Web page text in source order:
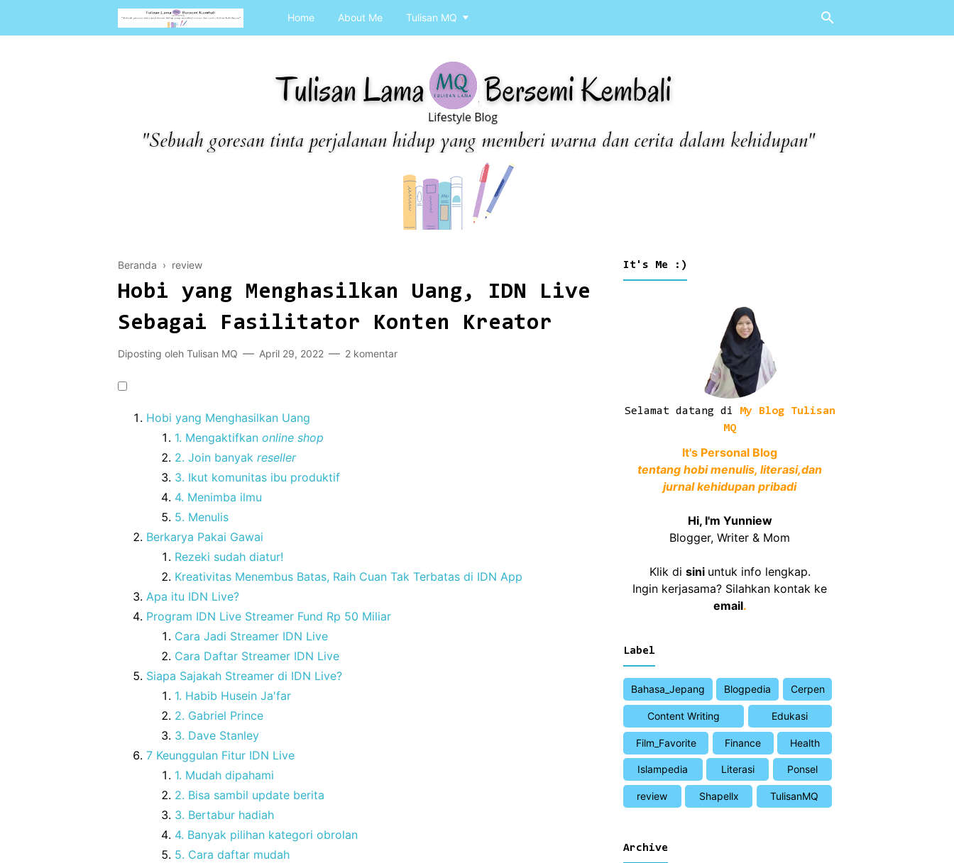
Home About Me Tulisan MQ
Beranda › review
Hobi yang Menghasilkan Uang, IDN Live
Sebagai Fasilitator Konten Kreator
Diposting oleh Tulisan MQ April 29, 2022 2 komentar
Hobi yang Menghasilkan Uang
1. Mengaktifkan online shop
2. Join banyak reseller
3. Ikut komunitas ibu produktif
4. Menimba ilmu
5. Menulis
Berkarya Pakai Gawai
Rezeki sudah diatur!
Kreativitas Menembus Batas, Raih Cuan Tak Terbatas di IDN App
Apa itu IDN Live?
Program IDN Live Streamer Fund Rp 50 Miliar
Cara Jadi Streamer IDN Live
Cara Daftar Streamer IDN Live
Siapa Sajakah Streamer di IDN Live?
1. Habib Husein Ja'far
2. Gabriel Prince
3. Dave Stanley
7 Keunggulan Fitur IDN Live
1. Mudah dipahami
2. Bisa sambil update berita
3. Bertabur hadiah
4. Banyak pilihan kategori obrolan
5. Cara daftar mudah
It's Me :)
Selamat datang di
My Blog Tulisan
MQ
It's Personal Blog
tentang hobi menulis, literasi,dan
jurnal kehidupan pribadi
Hi, I'm Yunniew
Blogger, Writer & Mom
Klik di sini untuk info lengkap.
Ingin kerjasama? Silahkan kontak ke
email.
Label
Bahasa_Jepang Blogpedia Cerpen
Content Writing Edukasi
Film_Favorite Finance Health
Islampedia Literasi Ponsel
review Shapellx TulisanMQ
Archive